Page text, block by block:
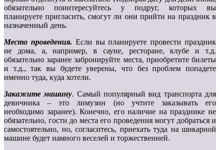
обязательно поинтересуйтесь у подруг, которых вы
планируете пригласить, смогут ли они прийти на праздник в
назначенный день.
Место проведения. Если вы планируете провести праздник
не дома, а, например, в сауне, ресторане, клубе и т.д.
обязательно заранее забронируйте места, приобретите билеты
и т.д., так вы будете уверены, что без проблем попадете
именно туда, куда хотели.
Закажите машину. Самый популярный вид транспорта для
девичника – это лимузин (но учтите заказывать его
необходимо заранее). Конечно, его наличие на празднике не
обязательно, гости до места его проведения могут добраться и
самостоятельно, но, согласитесь, приехать туда на шикарной
машине будет намного веселей и торжественней.